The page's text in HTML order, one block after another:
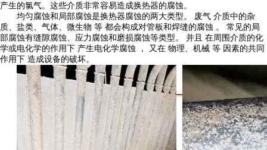
产生的氯气。这些介质非常容易造成换热器的腐蚀。
均匀腐蚀和局部腐蚀是换热器腐蚀的两大类型。 废气 介质中的杂
质、盐类、气体、微生物 等 都会构成对管板和焊缝的腐蚀 。 常见的局
部腐蚀有缝隙腐蚀、应力腐蚀和磨损腐蚀等类型。 并且 在周围介质的化
学或电化学的作用下 产生电化学腐蚀 ， 又在 物理、机械 等 因素的共同
作用下 造成设备的破坏。